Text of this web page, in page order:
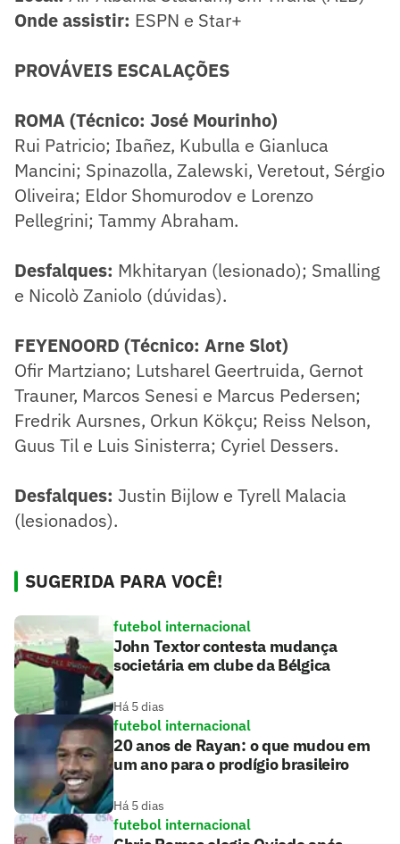
Onde assistir: ESPN e Star+
PROVÁVEIS ESCALAÇÕES
ROMA (Técnico: José Mourinho)
Rui Patricio; Ibañez, Kubulla e Gianluca
Mancini; Spinazolla, Zalewski, Veretout, Sérgio
Oliveira; Eldor Shomurodov e Lorenzo
Pellegrini; Tammy Abraham.
Desfalques: Mkhitaryan (lesionado); Smalling
e Nicolò Zaniolo (dúvidas).
FEYENOORD (Técnico: Arne Slot)
Ofir Martziano; Lutsharel Geertruida, Gernot
Trauner, Marcos Senesi e Marcus Pedersen;
Fredrik Aursnes, Orkun Kökçu; Reiss Nelson,
Guus Til e Luis Sinisterra; Cyriel Dessers.
Desfalques: Justin Bijlow e Tyrell Malacia
(lesionados).
SUGERIDA PARA VOCÊ!
futebol internacional
John Textor contesta mudança
societária em clube da Bélgica
Há 5 dias
futebol internacional
20 anos de Rayan: o que mudou em
um ano para o prodígio brasileiro
Há 5 dias
futebol internacional